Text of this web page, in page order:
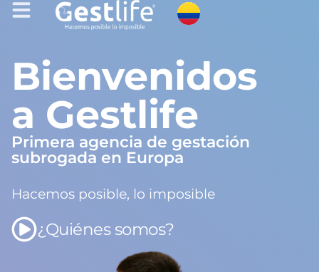
Bienvenidos
a Gestlife
Primera agencia de gestación
subrogada en Europa
Hacemos posible, lo imposible
¿Quiénes somos?